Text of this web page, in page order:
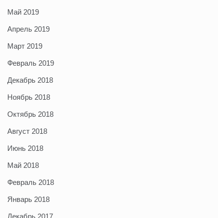
Май 2019
Апрель 2019
Март 2019
Февраль 2019
Декабрь 2018
Ноябрь 2018
Октябрь 2018
Август 2018
Июнь 2018
Май 2018
Февраль 2018
Январь 2018